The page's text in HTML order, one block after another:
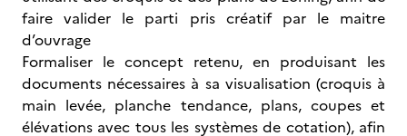
faire valider le parti pris créatif par le maitre
d’ouvrage
Formaliser le concept retenu, en produisant les
documents nécessaires à sa visualisation (croquis à
main levée, planche tendance, plans, coupes et
élévations avec tous les systèmes de cotation), afin